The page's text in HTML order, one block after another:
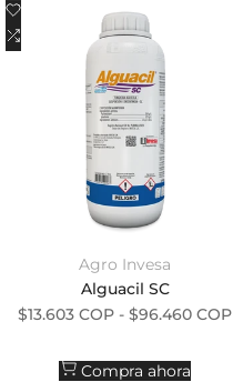
Añadir a la lista de deseos
Añadir a comparar
Proveedor:
Agro Invesa
Alguacil SC
Precio de oferta
$13.603 COP -$96.460 COP
Compra ahora